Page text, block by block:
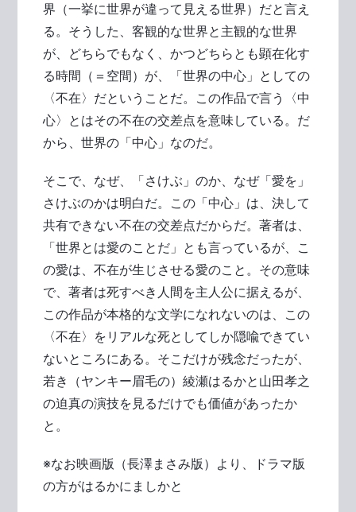
界（一挙に世界が違って見える世界）だと言え
る。そうした、客観的な世界と主観的な世界
が、どちらでもなく、かつどちらとも顕在化す
る時間（＝空間）が、「世界の中心」としての
〈不在〉だということだ。この作品で言う〈中
心〉とはその不在の交差点を意味している。だ
から、世界の「中心」なのだ。
そこで、なぜ、「さけぶ」のか、なぜ「愛を」
さけぶのかは明白だ。この「中心」は、決して
共有できない不在の交差点だからだ。著者は、
「世界とは愛のことだ」とも言っているが、こ
の愛は、不在が生じさせる愛のこと。その意味
で、著者は死すべき人間を主人公に据えるが、
この作品が本格的な文学になれないのは、この
〈不在〉をリアルな死としてしか隠喩できてい
ないところにある。そこだけが残念だったが、
若き（ヤンキー眉毛の）綾瀬はるかと山田孝之
の迫真の演技を見るだけでも価値があったか
と。
※なお映画版（長澤まさみ版）より、ドラマ版
の方がはるかにましかと